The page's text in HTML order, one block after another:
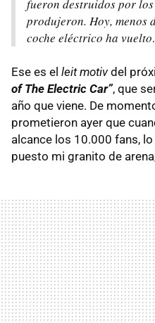
fueron destruidos por
produjeron. Hoy, menos
coche eléctrico ha
Ese es el leit motivdel
of The Electric Car”, que
año que viene. De
prometieron ayer que
alcance los 10.000 fans, lo
puesto mi granito de